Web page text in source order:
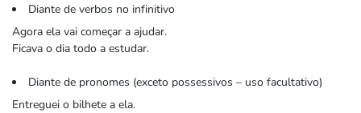
Diante de verbos no infinitivo
Agora ela vai começar a ajudar.
Ficava o dia todo a estudar.
Diante de pronomes (exceto possessivos – uso facultativo)
Entreguei o bilhete a ela.